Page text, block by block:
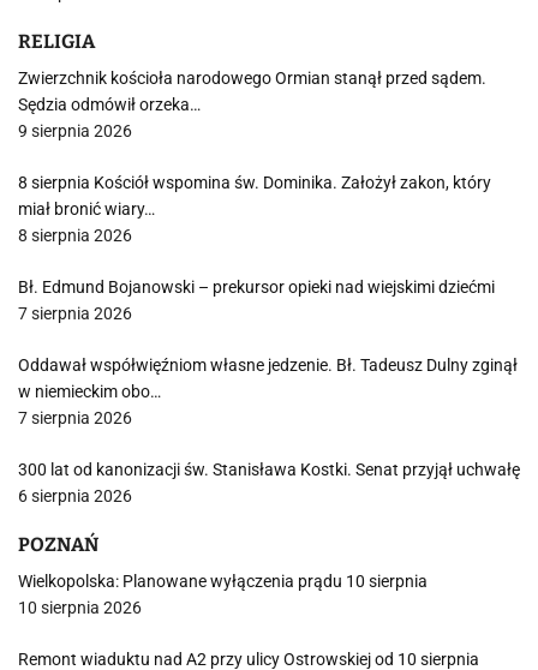
RELIGIA
Zwierzchnik kościoła narodowego Ormian stanął przed sądem.
Sędzia odmówił orzeka…
9 sierpnia 2026
8 sierpnia Kościół wspomina św. Dominika. Założył zakon, który
miał bronić wiary…
8 sierpnia 2026
Bł. Edmund Bojanowski – prekursor opieki nad wiejskimi dziećmi
7 sierpnia 2026
Oddawał współwięźniom własne jedzenie. Bł. Tadeusz Dulny zginął
w niemieckim obo…
7 sierpnia 2026
300 lat od kanonizacji św. Stanisława Kostki. Senat przyjął uchwałę
6 sierpnia 2026
POZNAŃ
Wielkopolska: Planowane wyłączenia prądu 10 sierpnia
10 sierpnia 2026
Remont wiaduktu nad A2 przy ulicy Ostrowskiej od 10 sierpnia